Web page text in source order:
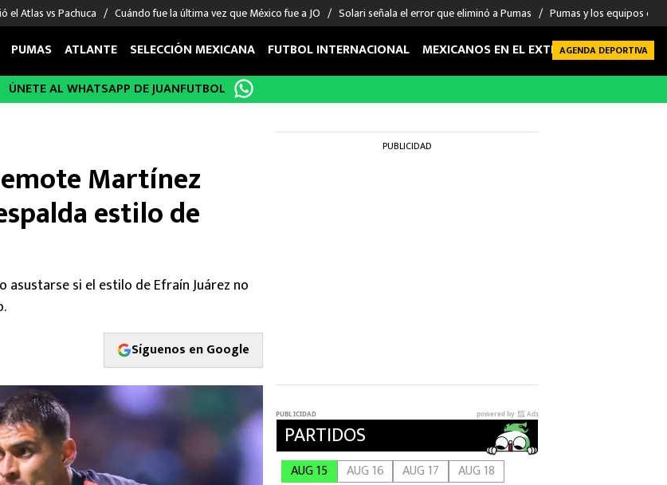
el Atlas vs Pachuca Cuándo fue la última vez que México fue a JO Solari señala el error que eliminó a Pumas Pumas y los equipos
EXTRANJERO FIGURAS
Sergio Ramos
Giorgos Giakoumakis
André Jardine
DEPORTES
PUMAS ATLANTE SELECCIÓN MEXICANA FUTBOL INTERNACIONAL MEXICANOS EN EL EXTRANJERO FUTBOL
AGENDA DEPORTIVA
ÚNETE AL WHATSAPP DE JUANFUTBOL
Martínez
estilo de
si el estilo de Efraín Juárez no
Síguenos en Google
PUBLICIDAD